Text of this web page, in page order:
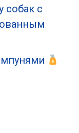
собак с